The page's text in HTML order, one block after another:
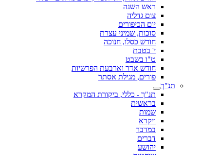
ראש השנה
צום גדליה
יום הכיפורים
סוכות, שמיני עצרת
חודש כסלו, חנוכה
י' בטבת
ט"ו בשבט
חודש אדר וארבעת הפרשיות
פורים, מגילת אסתר
תנ"ך
תנ"ך - כללי, ביקורת המקרא
בראשית
שמות
ויקרא
במדבר
דברים
יהושע